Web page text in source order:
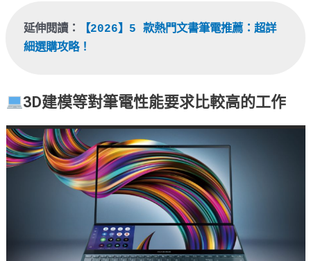
延伸閱讀：
【2026】5 款熱門文書筆電推薦：超詳
細選購攻略！
3D建模等對筆電性能要求比較高的工作